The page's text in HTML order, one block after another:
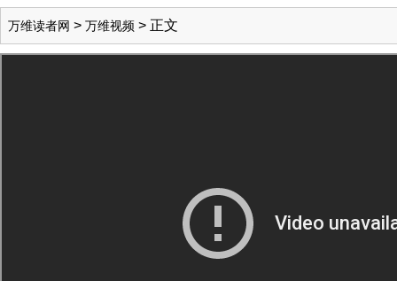
万维读者网 > 万维视频 > 正文